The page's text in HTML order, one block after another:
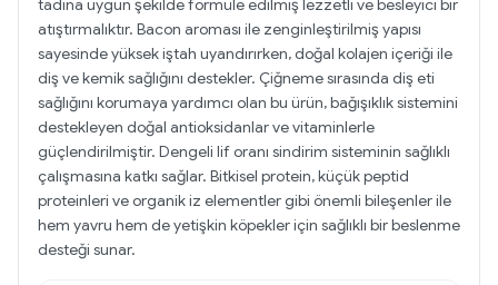
tadına uygun şekilde formüle edilmiş lezzetli ve besleyici bir
atıştırmalıktır. Bacon aroması ile zenginleştirilmiş yapısı
sayesinde yüksek iştah uyandırırken, doğal kolajen içeriği ile
diş ve kemik sağlığını destekler. Çiğneme sırasında diş eti
sağlığını korumaya yardımcı olan bu ürün, bağışıklık sistemini
destekleyen doğal antioksidanlar ve vitaminlerle
güçlendirilmiştir. Dengeli lif oranı sindirim sisteminin sağlıklı
çalışmasına katkı sağlar. Bitkisel protein, küçük peptid
proteinleri ve organik iz elementler gibi önemli bileşenler ile
hem yavru hem de yetişkin köpekler için sağlıklı bir beslenme
desteği sunar.